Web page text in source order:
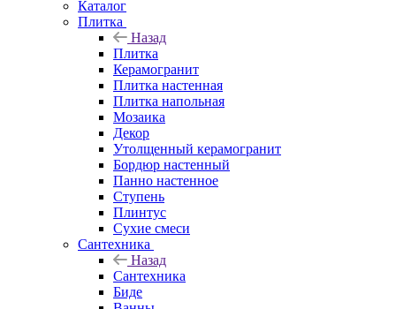
Каталог
Плитка
Назад
Плитка
Керамогранит
Плитка настенная
Плитка напольная
Мозаика
Декор
Утолщенный керамогранит
Бордюр настенный
Панно настенное
Ступень
Плинтус
Сухие смеси
Сантехника
Назад
Сантехника
Биде